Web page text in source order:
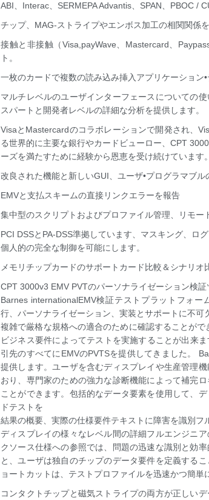
ABI、Interac、SERMEPA Advantis、SPAN、PBOC /
チップ、MAG-ストライプやエンボス加工の相関関係
接触と非接触（Visa,payWave、Mastercard、
ト。
一枚のカードで複数の読み込み挿入アプリケーション•
マルチレベルのユーザインターフェースについての
スパートと開発者レベルの詳細な分析を提供します。
VisaとMastercardのコラボレーションで開発され、
る世界的に主要な銀行やカードビューロー、CPT
ーズを満たすために経験から恩恵を受け続けています。
改良された機能と新しいGUI、ユーザ•プログラマブ
EMVと支払スキームの直接リンクエラーを報告
集中型のスクリプトおよびプロファイル管理、リモー
PCI DSSとPA-DSS準拠しています、マスキング、ロ
個人的の完全な制御を可能にします。
メモリチップカードのサポートカード比較＆シナリオ
CPT 3000v3 EMV PVTのパーソナライゼーション検証
Barnes internationalEMV検証テストプラットフォ
行、パーソナライゼーション、実装とサポートに不
複雑で厳格な規格への適合のために確認することが
ビジネス要件によってテストを実施することが出来
引先のすべてにEMVのPVTSを提供してきました。
提供します。ユーザを含むディスプレイや生産管理
おり、専門家のための強力な診断機能によって補完
ことができます。包括的なデータ要素を使用して、
ドテストを
結果の概要、実際の仕様要件テキストに障害を識別フ
ディスプレイの様々なレベル間の詳細フルエンジニ
クソース仕様への参照では、問題の迅速な識別と効
と、ユーザは独自のチップのデータ要件を定義する
ョートカットは、テストプロファイルを迅速かつ簡単
コンタクトチップと磁気ストライプの両方が正しい